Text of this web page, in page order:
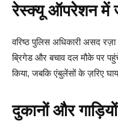
रेस्क्यू ऑपरेशन में
वरिष्ठ पुलिस अधिकारी असद
ब्रिगेड और बचाव दल मौके पर
किया, जबकि एंबुलेंसों के ज़रिए
दुकानों और